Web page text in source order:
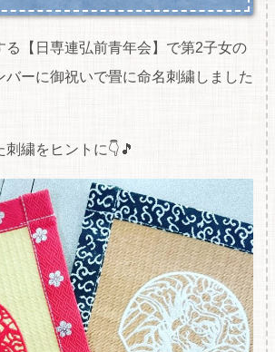
る【日専連弘前青年会】で第2子女の
バーに御祝いで畳に命名刺繍しました
繍をヒントに👇🎵